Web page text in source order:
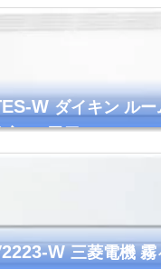
イト 清潔 除湿 単相
Wダイキン ル
主に6畳用 ホワイト
W三菱電機